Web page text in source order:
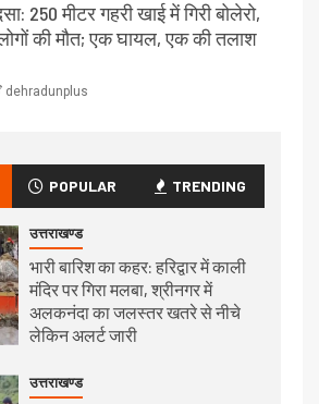
250 मीटर गहरी खाई में गिरी बोलेरो,
की मौत; एक घायल, एक की तलाश
dehradunplus
POPULAR TRENDING
उत्तराखण्ड
भारी बारिश का कहर: हरिद्वार में काली
मंदिर पर गिरा मलबा, श्रीनगर में
अलकनंदा का जलस्तर खतरे से नीचे
लेकिन अलर्ट जारी
उत्तराखण्ड